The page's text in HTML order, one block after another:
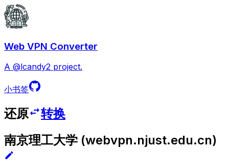
Web VPN Converter
A @lcandy2 project.
小书签
还原
转换
南京理工大学 (webvpn.njust.edu.cn)